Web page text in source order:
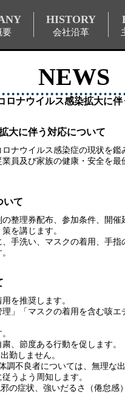
要
HISTORY
会社沿革
NEWS
ロナウイルス感染拡大に
大に伴う対応について
ナウイルス感染症の現状を鑑
員及び家族の健康・安全を最
いて
の整理券配布、参加条件、開
を講じます。
、手洗い、マスクの着用、手
を推奨します。
理」「マスクの着用を含む咳
、節度ある行動を促します。
勤しません。
調不良者については、無理な
うよう周知します。
の症状、強いだるさ（倦怠感